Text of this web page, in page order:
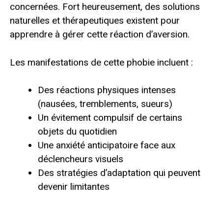
concernées. Fort heureusement, des solutions
naturelles et thérapeutiques existent pour
apprendre à gérer cette réaction d’aversion.
Les manifestations de cette phobie incluent :
Des réactions physiques intenses
(nausées, tremblements, sueurs)
Un évitement compulsif de certains
objets du quotidien
Une anxiété anticipatoire face aux
déclencheurs visuels
Des stratégies d’adaptation qui peuvent
devenir limitantes